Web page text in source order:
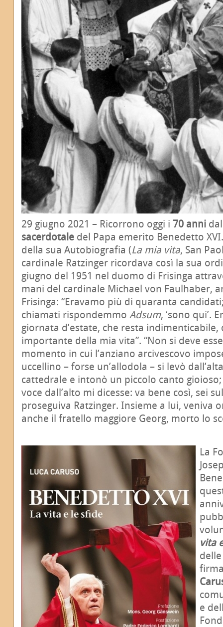
29 giugno 2021 – Ricorrono oggi i 70 anni
sacerdotale del Papa emerito Benedetto
della sua Autobiografia (La mia vita, San
cardinale Ratzinger ricordava così la sua
giugno del 1951 nel duomo di Frisinga
mani del cardinale Michael von Faulhaber,
Frisinga: “Eravamo più di quaranta
chiamati rispondemmo Adsum, ‘sono qui’.
giornata d’estate, che resta
importante della mia vita”. “Non si deve
momento in cui l’anziano arcivescovo
uccellino – forse un’allodola – si levò
cattedrale e intonò un piccolo canto
voce dall’alto mi dicesse: va bene così, sei
proseguiva Ratzinger. Insieme a lui, veniva
anche il fratello maggiore Georg, morto lo
La
vita
e